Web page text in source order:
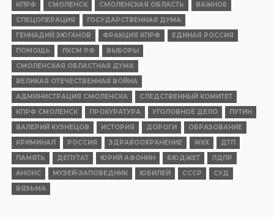
КПРФ СМОЛЕНСК СМОЛЕНСКАЯ ОБЛАСТЬ
ВАЖНОЕ
СПЕЦОПЕРАЦИЯ
ГОСУДАРСТВЕННАЯ ДУМА
ГЕННАДИЙ ЗЮГАНОВ
ФРАКЦИЯ КПРФ
ЕДИНАЯ РОССИЯ
ПОМОЩЬ
ЛКСМ РФ
ВЫБОРЫ
СМОЛЕНСКАЯ ОБЛАСТНАЯ ДУМА
ВЕЛИКАЯ ОТЕЧЕСТВЕННАЯ ВОЙНА
АДМИНИСТРАЦИЯ СМОЛЕНСКА
СЛЕДСТВЕННЫЙ КОМИТЕТ
КПРФ СМОЛЕНСК
ПРОКУРАТУРА УГОЛОВНОЕ ДЕЛО
ПУТИН
ВАЛЕРИЙ КУЗНЕЦОВ
ИСТОРИЯ ДОРОГИ
ОБРАЗОВАНИЕ
КРИМИНАЛ
РОССИЯ ЗДРАВООХРАНЕНИЕ ЖКХ
ДТП
ПАМЯТЬ
ДЕПУТАТ ЮРИЙ АФОНИН БЮДЖЕТ
ЛДПР
АНОНС
МУЗЕЙ-ЗАПОВЕДНИК ЮБИЛЕЙ СССР
СУД
ВЯЗЬМА